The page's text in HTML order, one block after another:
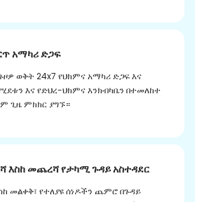
አማካሪ ድጋፍ
ወቅት 24x7 የህክምና አማካሪ ድጋፍ እና
እና የድህረ-ህክምና እንክብካቤን በተመለከተ
ጊዜ ምክክር ያግኙ።
እስከ መጨረሻ የታካሚ ጉዳይ አስተዳደር
መልቀቅ፣ የተለያዩ ሰነዶችን ጨምሮ በጉዳይ